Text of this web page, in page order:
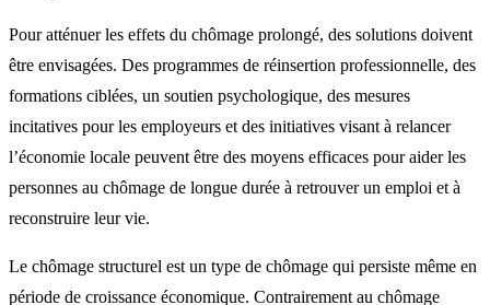
Pour atténuer les effets du chômage prolongé, des solutions doivent
être envisagées. Des programmes de réinsertion professionnelle, des
formations ciblées, un soutien psychologique, des mesures
incitatives pour les employeurs et des initiatives visant à relancer
l’économie locale peuvent être des moyens efficaces pour aider les
personnes au chômage de longue durée à retrouver un emploi et à
reconstruire leur vie.
Le chômage structurel est un type de chômage qui persiste même en
période de croissance économique. Contrairement au chômage